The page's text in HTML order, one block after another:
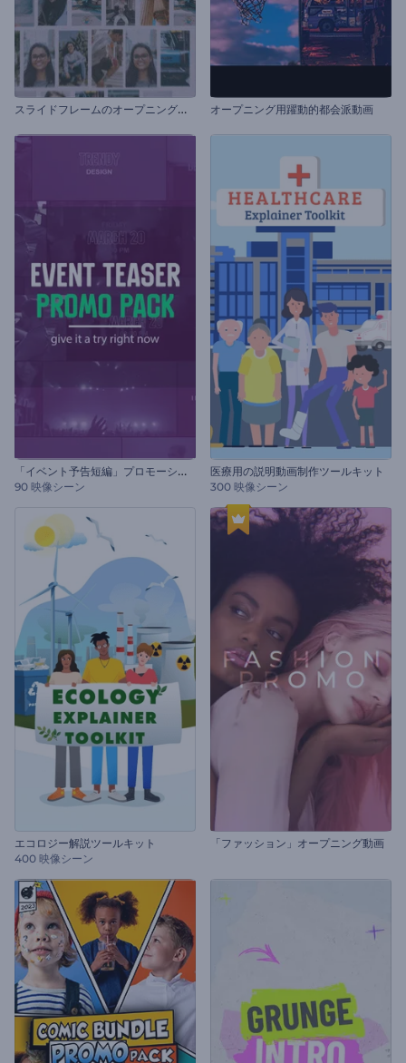
ス
ライドフレームのオープニング動画 オープニング用躍動的都会派動画
「
イベント予告短編」プロモーションビデオセット
90 映像シーン
医療用の説明動画制作ツールキット
300 映像シーン
エコロジー解説ツールキット
400 映像シーン
「ファッション」オープニング動画